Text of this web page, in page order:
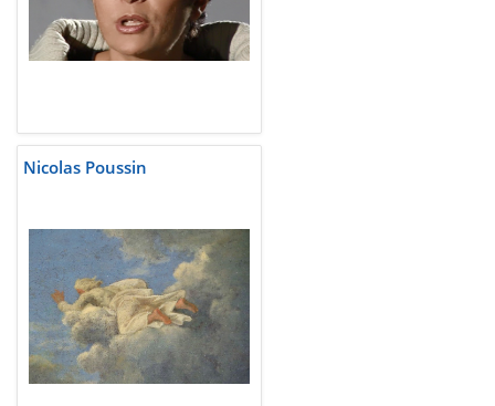
Nicolas Poussin